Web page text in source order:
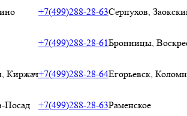
+7(499)288-28-63Серпухов,
+7(499)288-28-61Бронницы,
Киржач+7(499)288-28-64Егорьевск,
Посад +7(499)288-28-63Раменское